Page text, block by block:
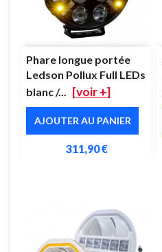
Phare longue portée
Ledson Pollux Full LEDs
blanc /... [voir +]
AJOUTER AU PANIER
311,90 €